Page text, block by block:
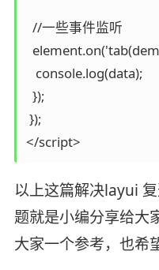
  //一些事件监听
   console.log(data);
  });
});
</script>
以上这篇解决layui
题就是小编分享给大
大家一个参考，也希